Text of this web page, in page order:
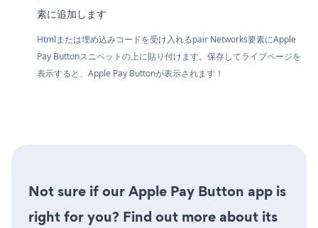
素に追加します
Htmlまたは埋め込みコードを受け入れるpair Networks要素にApple
Pay Buttonスニペットの上に貼り付けます。保存してライブページを
表示すると、Apple Pay Buttonが表示されます！
Not sure if our Apple Pay Button app is
right for you? Find out more about its